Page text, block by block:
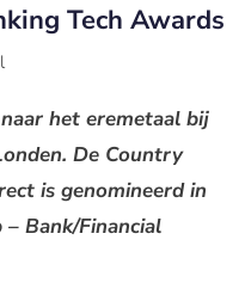
Tech Awards
het eremetaal bij
De Country
is genomineerd in
Bank/Financial